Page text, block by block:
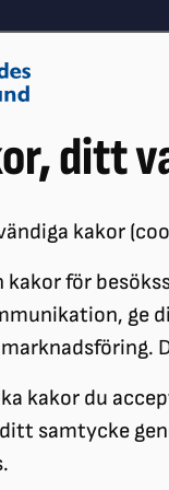
ditt
kakor
kakor för
ge
kakor du
samtycke
Påverkansarbete
DISTRIKT